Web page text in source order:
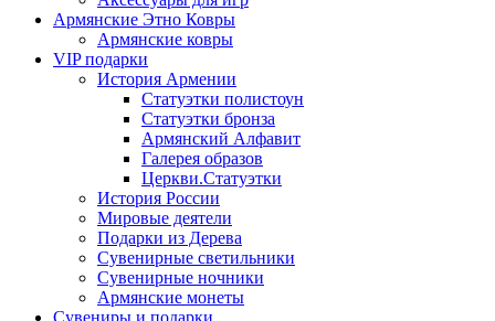
Армянские Этно Ковры
Армянские ковры
VIP подарки
История Армении
Статуэтки полистоун
Статуэтки бронза
Армянский Алфавит
Галерея образов
Церкви.Статуэтки
История России
Мировые деятели
Подарки из Дерева
Сувенирные светильники
Сувенирные ночники
Армянские монеты
Сувениры и подарки